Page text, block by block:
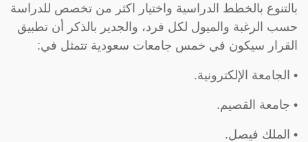
بالتنوع بالخطط الدراسية واختيار اكثر من تخصص للدراسة
حسب الرغبة والميول لكل فرد، والجدير بالذكر أن تطبيق
القرار سيكون في خمس جامعات سعودية تتمثل في:
• الجامعة الإلكترونية.
• جامعة القصيم.
• الملك فيصل.